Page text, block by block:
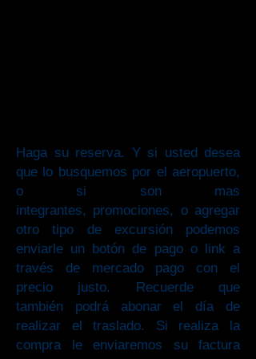
Haga su reserva. Y si usted desea
que lo busquemos por el aeropuerto,
o si son mas
integrantes, promociones, o agregar
otro tipo de excursión podemos
enviarle un botón de pago o link a
través de mercado pago con el
precio justo. Recuerde que
también podrá abonar el día de
realizar el traslado. Si realiza la
compra le enviaremos su factura